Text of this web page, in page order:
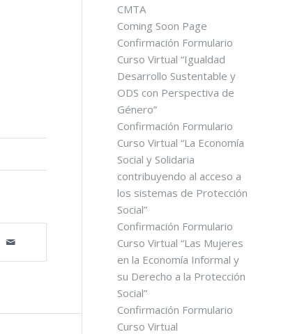
CMTA
Coming Soon Page
Confirmación Formulario
Curso Virtual “Igualdad
Desarrollo Sustentable y
ODS con Perspectiva de
Género”
Confirmación Formulario
Curso Virtual “La Economía
Social y Solidaria
contribuyendo al acceso a
los sistemas de Protección
Social”
Confirmación Formulario
Curso Virtual “Las Mujeres
en la Economía Informal y
su Derecho a la Protección
Social”
Confirmación Formulario
Curso Virtual